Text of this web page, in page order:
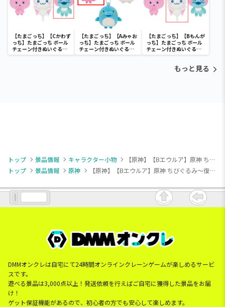
【たまごっち】【Cかわず
っち】たまごっち ボール
チェーン付きぬいぐるみ
～Tamagotchi
【たまごっち】【Aみゃお
っち】たまごっち ボール
チェーン付きぬいぐるみ
～Tamagotchi
【たまごっち】【Bもんが
っち】たまごっち ボール
チェーン付きぬいぐるみ
～Tamagotchi
もっと見る
トップ 景品情報 キャラクター小物
【原神】【Bエウルア】原神 ちびぐるみ～復刻ver.～vol.4
トップ
景品情報 原神 【原神】【Bエウルア】原神 ちびぐるみ～復刻ver.～vol.4
DMMオンクレは自宅にて24時間オンラインクレーンゲームが楽しめるサービ
スです。
遊べる景品は3,000点以上！発送依頼を行えばご自宅に獲得した景品をお届
け！
ゲット保証機能があるので、初心者の方でも安心して楽しめます。